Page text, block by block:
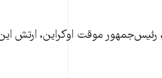
رئيس‌جمهور موقت اوکراين، ارتش